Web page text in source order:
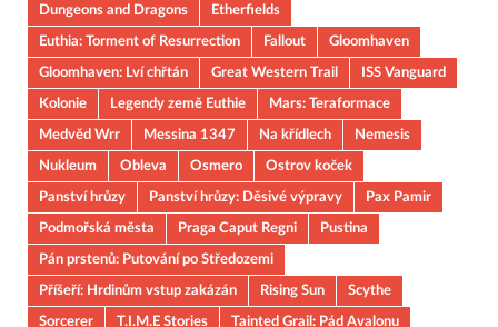
Dungeons and Dragons
Etherfields
Euthia: Torment of Resurrection
Fallout
Gloomhaven
Gloomhaven: Lví chřtán
Great Western Trail
ISS Vanguard
Kolonie
Legendy země Euthie
Mars: Teraformace
Medvěd Wrr
Messina 1347 Na křídlech
Nemesis
Nukleum
Obleva Osmero
Ostrov koček
Panství hrůzy
Panství hrůzy: Děsivé výpravy
Pax Pamir
Podmořská města
Praga Caput Regni
Pustina
Pán prstenů: Putování po Středozemi
Příšeří: Hrdinům vstup zakázán
Rising Sun
Scythe
Sorcerer
T.I.M.E Stories Tainted Grail: Pád Avalonu